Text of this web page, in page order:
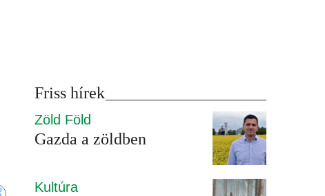
Friss hírek
Zöld Föld
Gazda a zöldben
Kultúra